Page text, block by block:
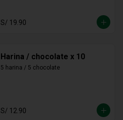
S/ 19.90
Harina / chocolate x 10
5 harina / 5 chocolate
S/ 12.90